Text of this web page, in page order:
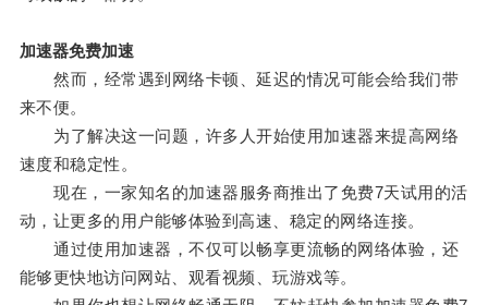
加速器免费加速
然而，经常遇到网络卡顿、延迟的情况可能会给我们带
来不便。
为了解决这一问题，许多人开始使用加速器来提高网络
速度和稳定性。
现在，一家知名的加速器服务商推出了免费7天试用的活
动，让更多的用户能够体验到高速、稳定的网络连接。
通过使用加速器，不仅可以畅享更流畅的网络体验，还
能够更快地访问网站、观看视频、玩游戏等。